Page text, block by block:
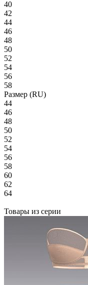
40
42
44
46
48
50
52
54
56
58
Размер (RU)
44
46
48
50
52
54
56
58
60
62
64
Товары из серии